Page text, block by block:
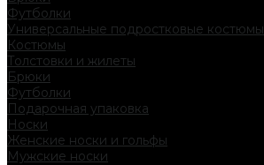
Футболки
Универсальные подростковые костюмы
Костюмы
Толстовки и жилеты
Брюки
Футболки
Подарочная упаковка
Носки
Женские носки и гольфы
Мужские носки